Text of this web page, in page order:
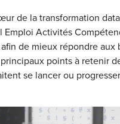
de la transformation
Activités
de mieux répondre aux
points à retenir
se lancer ou